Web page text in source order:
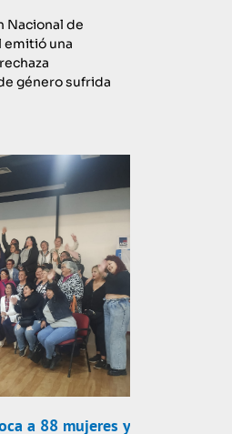
Nacional de
emitió una
género sufrida
a 88 mujeres y